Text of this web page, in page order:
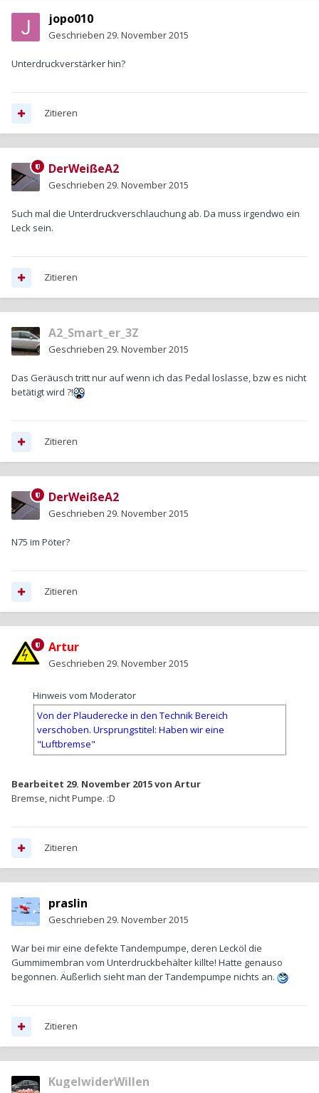
jopo010
Geschrieben 29. November 2015
Unterdruckverstärker hin?
Zitieren
DerWeißeA2
Geschrieben 29. November 2015
Such mal die Unterdruckverschlauchung ab. Da muss irgendwo ein
Leck sein.
Zitieren
A2_Smart_er_3Z
Geschrieben 29. November 2015
Das Geräusch tritt nur auf wenn ich das Pedal loslasse, bzw es nicht
betätigt wird ?!
Zitieren
DerWeißeA2
Geschrieben 29. November 2015
N75 im Pöter?
Zitieren
Artur
Geschrieben 29. November 2015
Hinweis vom Moderator
Von der Plauderecke in den Technik Bereich
verschoben. Ursprungstitel: Haben wir eine
"Luftbremse"
Bearbeitet 29. November 2015von Artur
Bremse, nicht Pumpe. :D
Zitieren
praslin
Geschrieben 29. November 2015
War bei mir eine defekte Tandempumpe, deren Lecköl die
Gummimembran vom Unterdruckbehälter killte! Hatte genauso
begonnen. Äußerlich sieht man der Tandempumpe nichts an.
Zitieren
KugelwiderWillen